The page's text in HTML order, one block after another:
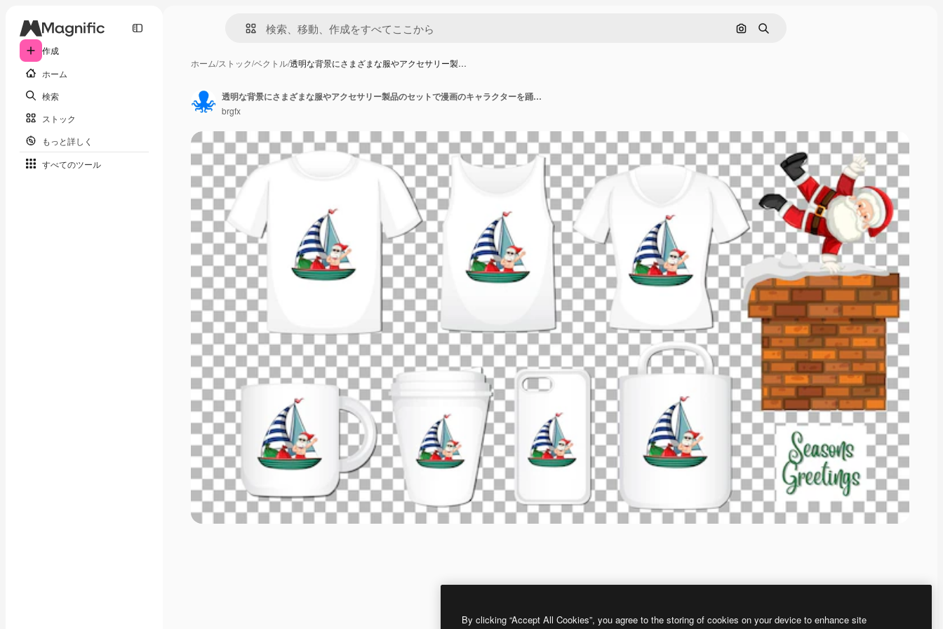
作成
ホーム
検索
ストック
もっと詳しく
すべてのツール
画像で検索
検索
ホーム/ストック/ベクトル/透明な背景にさまざまな服やアクセサリー製…
透明な背景にさまざまな服やアクセサリー製品のセットで漫画のキャラクターを踊るサンタクロース
brgfx
By clicking “Accept All Cookies”, you agree to the storing of cookies on your device to enhance site